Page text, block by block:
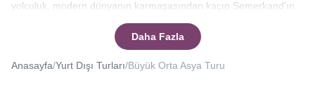
yolculuk, modern dünyanın karmaşasından kaçıp Semerkand’ın
bulacağınız eşsiz bir serüven. Hayalinizdeki o mistik atmosferi
gerçeğe dönüştürmek için hazırladığımızKırgızistan,
Kazakistan, Özbekistanrotasının, her adımda farklı bir hikâye,
Daha Fazla
Anasayfa/Yurt Dışı Turları/Büyük Orta Asya Turu